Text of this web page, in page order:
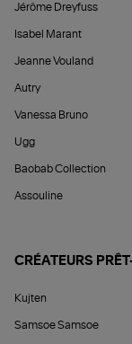
Jérôme Dreyfuss
Isabel Marant
Jeanne Vouland
Autry
Vanessa Bruno
Ugg
Baobab Collection
Assouline
CRÉATEURS
Kujten
Samsoe Samsoe